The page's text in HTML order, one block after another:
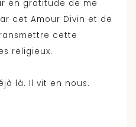
en gratitude de me
cet Amour Divin et de
cette
religieux.
là. Il vit en nous.